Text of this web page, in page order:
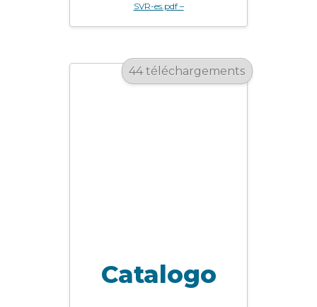
SVR-es.pdf –
44 téléchargements
Catalogo